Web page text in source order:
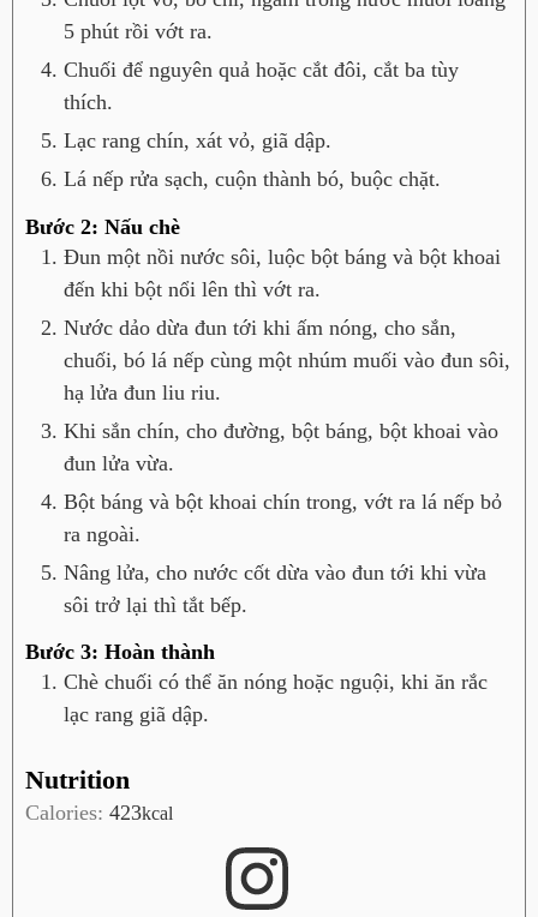
5 phút rồi vớt ra.
Chuối để nguyên quả hoặc cắt đôi, cắt ba tùy
thích.
Lạc rang chín, xát vỏ, giã dập.
Lá nếp rửa sạch, cuộn thành bó, buộc chặt.
Bước 2: Nấu chè
Đun một nồi nước sôi, luộc bột báng và bột khoai
đến khi bột nổi lên thì vớt ra.
Nước dảo dừa đun tới khi ấm nóng, cho sắn,
chuối, bó lá nếp cùng một nhúm muối vào đun sôi,
hạ lửa đun liu riu.
Khi sắn chín, cho đường, bột báng, bột khoai vào
đun lửa vừa.
Bột báng và bột khoai chín trong, vớt ra lá nếp bỏ
ra ngoài.
Nâng lửa, cho nước cốt dừa vào đun tới khi vừa
sôi trở lại thì tắt bếp.
Bước 3: Hoàn thành
Chè chuối có thể ăn nóng hoặc nguội, khi ăn rắc
lạc rang giã dập.
Nutrition
Calories: 423kcal